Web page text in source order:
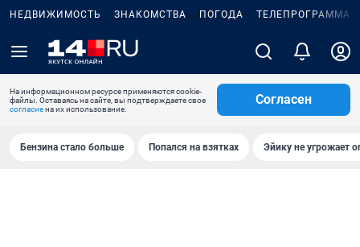
НЕДВИЖИМОСТЬ ЗНАКОМСТВА ПОГОДА ТЕЛЕПРОГРАММА
На информационном ресурсе применяются cookie-
файлы. Оставаясь на сайте, вы подтверждаете свое
согласиена их использование.
Согласен
Бензина стало больше Попался на взятках Эйику не угрожает